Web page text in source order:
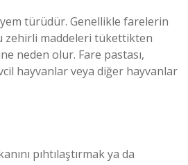
türüdür. Genellikle farelerin
zehirli maddeleri tükettikten
neden olur. Fare pastası,
hayvanlar veya diğer hayvanlar
pıhtılaştırmak ya da